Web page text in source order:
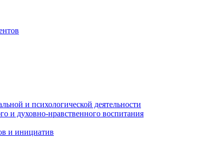
и психологической деятельности
и духовно-нравственного воспитания
и инициатив